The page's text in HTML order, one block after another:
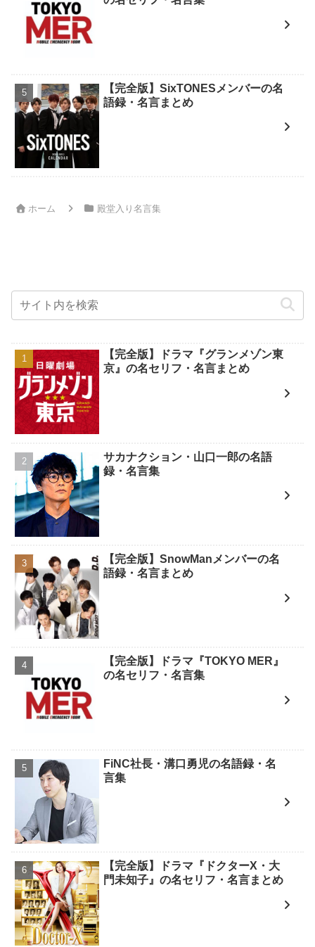
【完全版】SixTONESメンバーの名
語録・名言まとめ
ホーム 殿堂入り名言集
【完全版】ドラマ『グランメゾン東
京』の名セリフ・名言まとめ
サカナクション・山口一郎の名語
録・名言集
【完全版】SnowManメンバーの名
語録・名言まとめ
【完全版】ドラマ『TOKYO MER』
の名セリフ・名言集
FiNC社長・溝口勇児の名語録・名
言集
【完全版】ドラマ『ドクターX・大
門未知子』の名セリフ・名言まとめ